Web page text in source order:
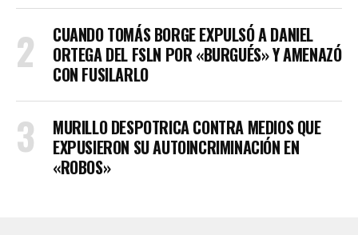
CUANDO TOMÁS BORGE EXPULSÓ A DANIEL
ORTEGA DEL FSLN POR «BURGUÉS» Y AMENAZÓ
CON FUSILARLO
MURILLO DESPOTRICA CONTRA MEDIOS QUE
EXPUSIERON SU AUTOINCRIMINACIÓN EN
«ROBOS»